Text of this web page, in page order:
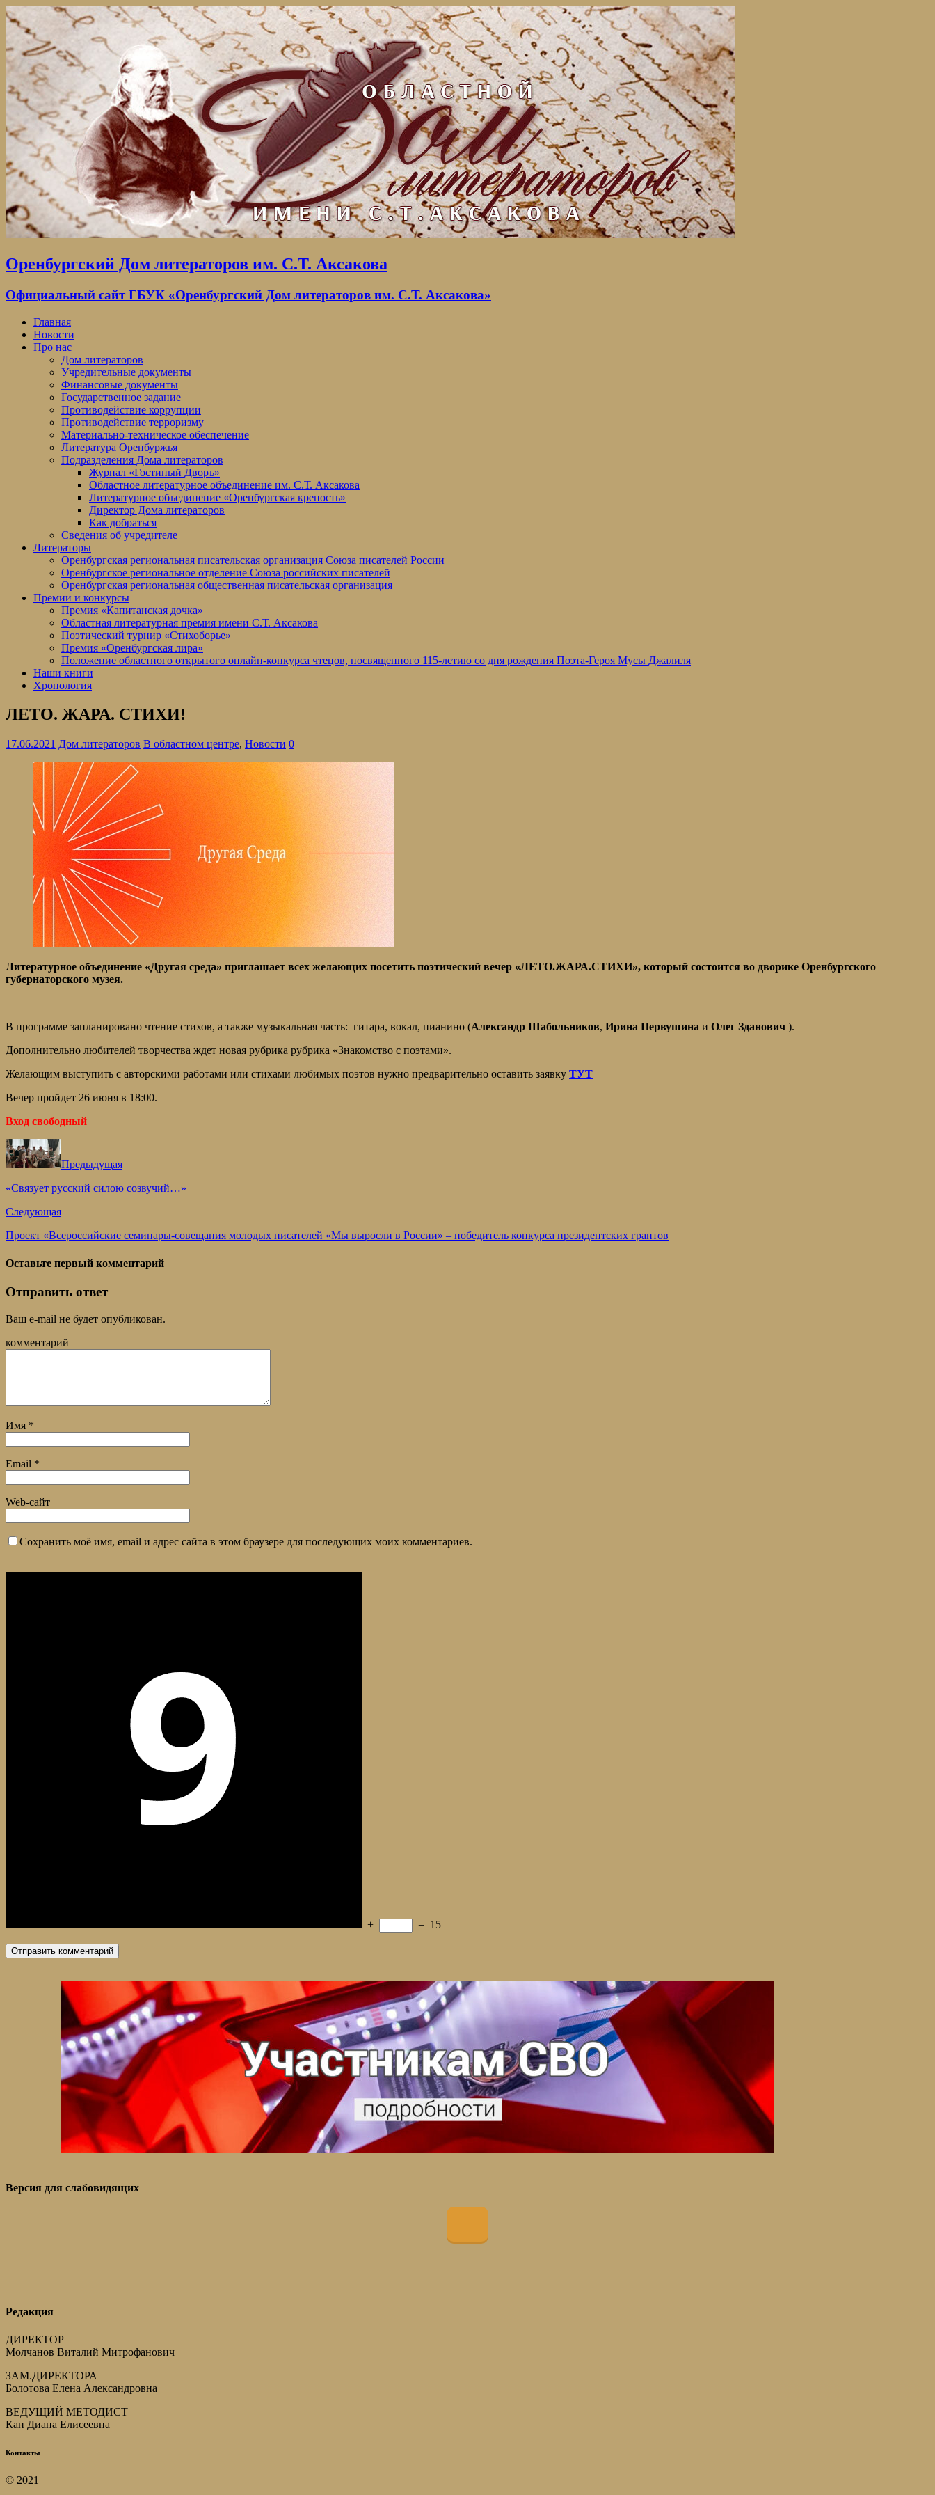
Оренбургский Дом литераторов им. С.Т. Аксакова
Официальный сайт ГБУК «Оренбургский Дом литераторов им. С.Т. Аксакова»
Главная
Новости
Про нас
Дом литераторов
Учредительные документы
Финансовые документы
Государственное задание
Противодействие коррупции
Противодействие терроризму
Материально-техническое обеспечение
Литература Оренбуржья
Подразделения Дома литераторов
Журнал «Гостиный Дворъ»
Областное литературное объединение им. С.Т. Аксакова
Литературное объединение «Оренбургская крепость»
Директор Дома литераторов
Как добраться
Сведения об учредителе
Литераторы
Оренбургская региональная писательская организация Союза писателей России
Оренбургское региональное отделение Союза российских писателей
Оренбургская региональная общественная писательская организация
Премии и конкурсы
Премия «Капитанская дочка»
Областная литературная премия имени С.Т. Аксакова
Поэтический турнир «Стихоборье»
Премия «Оренбургская лира»
Положение областного открытого онлайн-конкурса чтецов, посвященного 115-летию со дня рождения Поэта-Героя Мусы Джалиля
Наши книги
Хронология
ЛЕТО. ЖАРА. СТИХИ!
17.06.2021 Дом литераторов В областном центре, Новости 0
Литературное объединение «Другая среда» приглашает всех желающих посетить поэтический вечер «ЛЕТО.ЖАРА.СТИХИ», который состоится во дворике Оренбургского
губернаторского музея.
В программе запланировано чтение стихов, а также музыкальная часть: гитара, вокал, пианино (Александр Шабольников, Ирина Первушина и Олег Зданович ).
Дополнительно любителей творчества ждет новая рубрика рубрика «Знакомство с поэтами».
Желающим выступить с авторскими работами или стихами любимых поэтов нужно предварительно оставить заявку ТУТ
Вечер пройдет 26 июня в 18:00.
Вход свободный
Предыдущая
«Связует русский силою созвучий…»
Следующая
Проект «Всероссийские семинары-совещания молодых писателей «Мы выросли в России» – победитель конкурса президентских грантов
Оставьте первый комментарий
Отправить ответ
Ваш e-mail не будет опубликован.
комментарий
Имя *
Email *
Web-сайт
Сохранить моё имя, email и адрес сайта в этом браузере для последующих моих комментариев.
+ = 15
Версия для слабовидящих
Редакция
ДИРЕКТОР
Молчанов Виталий Митрофанович
ЗАМ.ДИРЕКТОРА
Болотова Елена Александровна
ВЕДУЩИЙ МЕТОДИСТ
Кан Диана Елисеевна
Контакты
© 2021